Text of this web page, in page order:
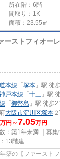
所在階：6階
間取り：1K
面積：23.55㎡
ーストフィオー
本線 「 塚本 」駅 徒
戸本線 「 十三 」駅
「 御幣島 」駅 徒歩
大阪市淀川区塚本
万円～7.05万円
：築1年未満 ｜募集
13階建
築の【ファースト